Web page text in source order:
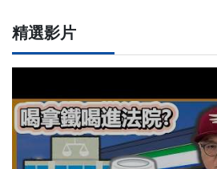
精選影片